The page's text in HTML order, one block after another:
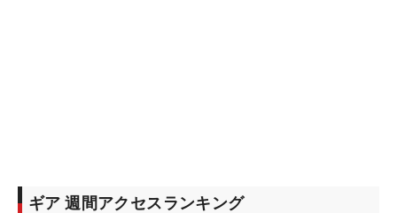
ギア 週間アクセスランキング